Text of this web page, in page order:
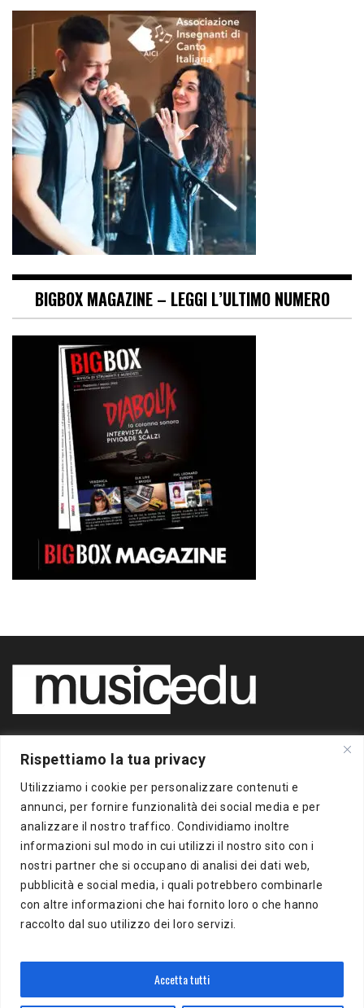
Rispettiamo la tua privacy
Utilizziamo i cookie per personalizzare contenuti e
annunci, per fornire funzionalità dei social media e per
analizzare il nostro traffico. Condividiamo inoltre
informazioni sul modo in cui utilizzi il nostro sito con i
nostri partner che si occupano di analisi dei dati web,
pubblicità e social media, i quali potrebbero combinarle
con altre informazioni che hai fornito loro o che hanno
raccolto dal suo utilizzo dei loro servizi.
Accetta tutti
BIGBOX MAGAZINE – LEGGI L’ULTIMO NUMERO
di Piero Chianura
P.IVA 12412930963
Tutti i diritti riservati
Musiceduè un supplemento online della freepress BigBox
Autorizzazione presso il Tribunale di Milano n.383 del
16/10/2012